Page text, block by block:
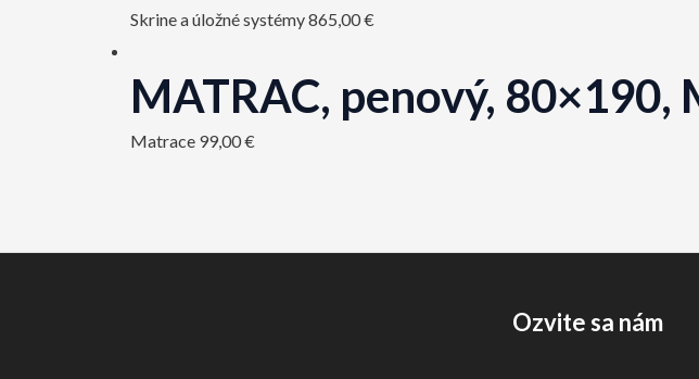
Skrine a úložné systémy865,00€
MATRAC, penový, 80×190,
Matrace 99,00€
Ozvite sa nám